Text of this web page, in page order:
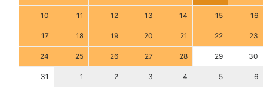
10 11 12 13 14 15 16
17 18 19 20 21 22 23
24 25 26 27 28 29 30
31 1 2 3 4 5 6